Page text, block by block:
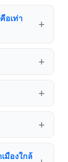
อเท่า
มืองใกล้